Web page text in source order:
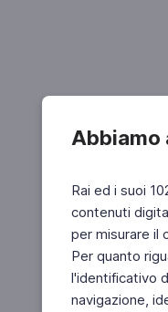
Abbiamo
Rai ed i suoi
contenuti
per misurare il
Per quanto
l'identificativo
navigazione,